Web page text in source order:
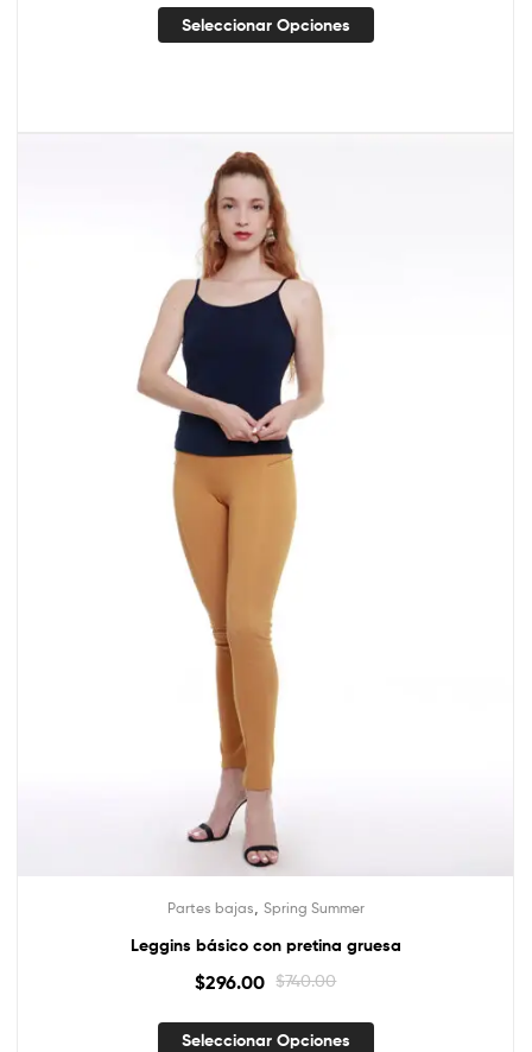
Seleccionar Opciones
Partes bajas, Spring Summer
Leggins básico con pretina gruesa
$740.00
$296.00
Seleccionar Opciones